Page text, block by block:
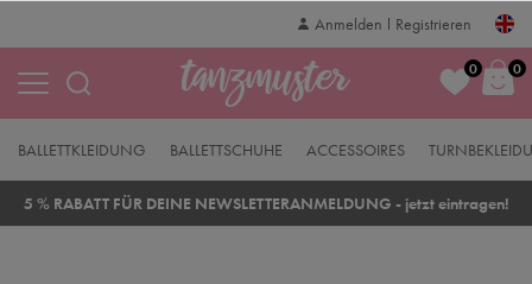
Anmelden Registrieren
0 0
BALLETTKLEIDUNG BALLETTSCHUHE ACCESSOIRES
5 % RABATT FÜR DEINE NEWSLETTERANMELDUNG - jetzt eintragen!